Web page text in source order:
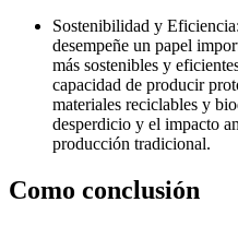
Sostenibilidad y
desempeñe un papel
más sostenibles y
capacidad de producir
materiales reciclables y
desperdicio y el impacto
producción tradicional.
Como conclusión